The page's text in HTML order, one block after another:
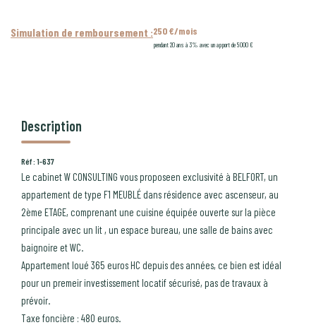
Simulation de remboursement :250 €/mois
pendant 20 ans à 3% avec un apport de 5 000 €
Description
Réf : 1-637
Le cabinet W CONSULTING vous proposeen exclusivité à BELFORT, un
appartement de type F1 MEUBLÉ dans résidence avec ascenseur, au
2ème ETAGE, comprenant une cuisine équipée ouverte sur la pièce
principale avec un lit , un espace bureau, une salle de bains avec
baignoire et WC.
Appartement loué 365 euros HC depuis des années, ce bien est idéal
pour un premeir investissement locatif sécurisé, pas de travaux à
prévoir.
Taxe foncière : 480 euros.